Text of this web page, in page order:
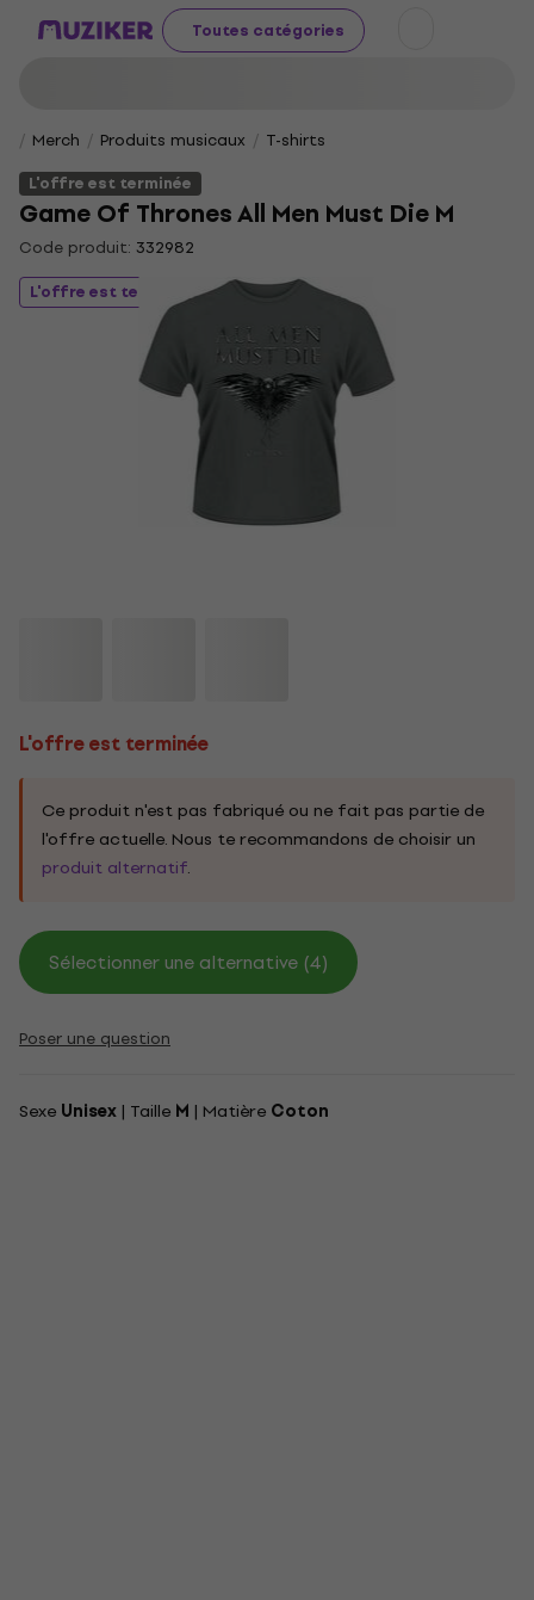
Toutes catégories
Merch Produits musicaux
T-shirts
L'offre est terminée
Game Of Thrones All Men Must Die M
Code produit: 332982
L'offre est terminée
L'offre est terminée
Ce produit n'est pas fabriqué ou ne fait pas partie de
l'offre actuelle. Nous te recommandons de choisir un
produit alternatif.
Sélectionner une alternative (4)
Poser une question
Sexe Unisex | Taille M | Matière Coton